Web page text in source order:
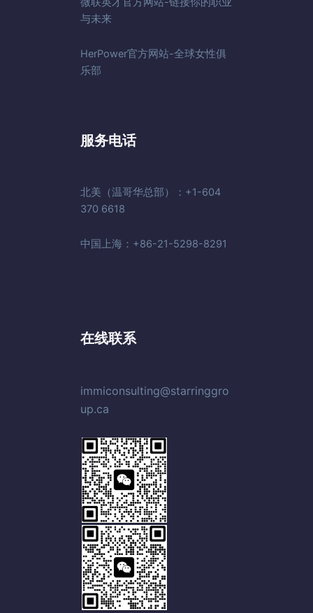
与未来
HerPower官方网站-全球女性俱
乐部
服务电话
北美（温哥华总部）：+1-604
370 6618
中国上海：+86-21-5298-8291
在线联系
immiconsulting@starringgro
up.ca